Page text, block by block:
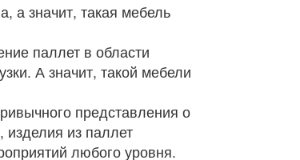
а значит, такая мебель
паллет в области
А значит, такой мебели
представления о
из паллет
любого уровня.